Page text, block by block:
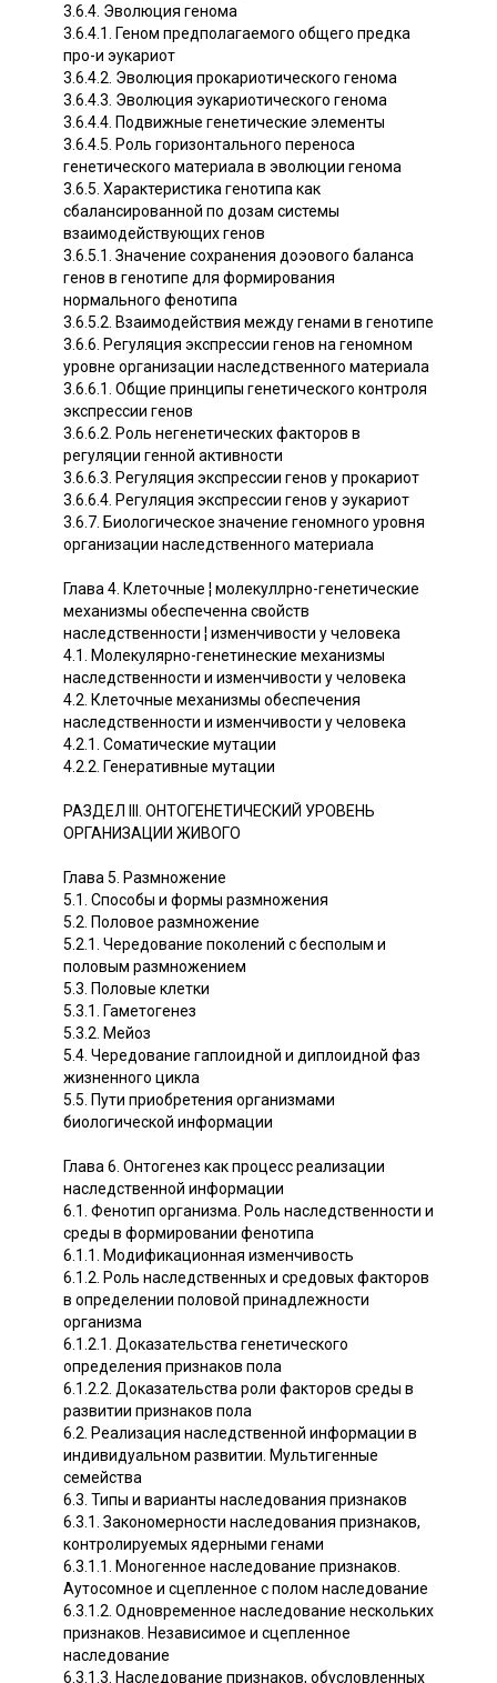
3.6.4. Эволюция генома
3.6.4.1. Геном предполагаемого общего предка
про-и эукариот
3.6.4.2. Эволюция прокариотического генома
3.6.4.3. Эволюция эукариотического генома
3.6.4.4. Подвижные генетические элементы
3.6.4.5. Роль горизонтального переноса
генетического материала в эволюции генома
3.6.5. Характеристика генотипа как
сбалансированной по дозам системы
взаимодействующих генов
3.6.5.1. Значение сохранения доэового баланса
генов в генотипе для формирования
нормального фенотипа
3.6.5.2. Взаимодействия между генами в генотипе
3.6.6. Регуляция экспрессии генов на геномном
уровне организации наследственного материала
3.6.6.1. Общие принципы генетического контроля
экспрессии генов
3.6.6.2. Роль негенетических факторов в
регуляции генной активности
3.6.6.3. Регуляция экспрессии генов у прокариот
3.6.6.4. Регуляция экспрессии генов у эукариот
3.6.7. Биологическое значение геномного уровня
организации наследственного материала
Глава 4. Клеточные ¦ молекуллрно-генетические
механизмы обеспеченна свойств
наследственности ¦ изменчивости у человека
4.1. Молекулярно-генетинеские механизмы
наследственности и изменчивости у человека
4.2. Клеточные механизмы обеспечения
наследственности и изменчивости у человека
4.2.1. Соматические мутации
4.2.2. Генеративные мутации
РАЗДЕЛ III. ОНТОГЕНЕТИЧЕСКИЙ УРОВЕНЬ
ОРГАНИЗАЦИИ ЖИВОГО
Глава 5. Размножение
5.1. Способы и формы размножения
5.2. Половое размножение
5.2.1. Чередование поколений с бесполым и
половым размножением
5.3. Половые клетки
5.3.1. Гаметогенез
5.3.2. Мейоз
5.4. Чередование гаплоидной и диплоидной фаз
жизненного цикла
5.5. Пути приобретения организмами
биологической информации
Глава 6. Онтогенез как процесс реализации
наследственной информации
6.1. Фенотип организма. Роль наследственности и
среды в формировании фенотипа
6.1.1. Модификационная изменчивость
6.1.2. Роль наследственных и средовых факторов
в определении половой принадлежности
организма
6.1.2.1. Доказательства генетического
определения признаков пола
6.1.2.2. Доказательства роли факторов среды в
развитии признаков пола
6.2. Реализация наследственной информации в
индивидуальном развитии. Мультигенные
семейства
6.3. Типы и варианты наследования признаков
6.3.1. Закономерности наследования признаков,
контролируемых ядерными генами
6.3.1.1. Моногенное наследование признаков.
Аутосомное и сцепленное с полом наследование
6.3.1.2. Одновременное наследование нескольких
признаков. Независимое и сцепленное
наследование
6.3.1.3. Наследование признаков, обусловленных